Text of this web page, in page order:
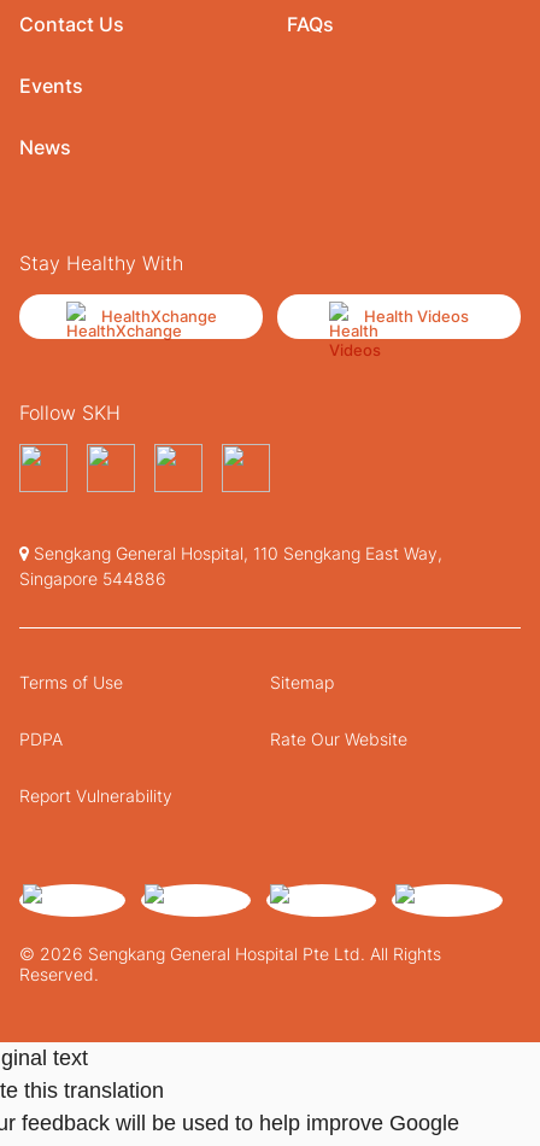
Contact Us
Events
News
FAQs
Stay Healthy With
HealthXchange Health Videos
Follow SKH
Sengkang General Hospital, 110 Sengkang East Way,
Singapore 544886
© 2026 Sengkang General Hospital Pte Ltd. All Rights
Reserved.
Terms of Use Sitemap
PDPA Rate Our Website
Report Vulnerability
text
this translation
feedback will be used to help improve Google